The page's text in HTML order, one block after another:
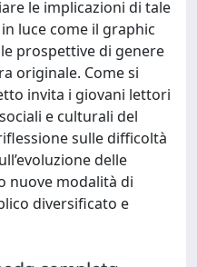
le implicazioni di tale
luce come il graphic
prospettive di genere
originale. Come si
invita i giovani lettori
e culturali del
sulle difficoltà
delle
nuove modalità di
diversificato e